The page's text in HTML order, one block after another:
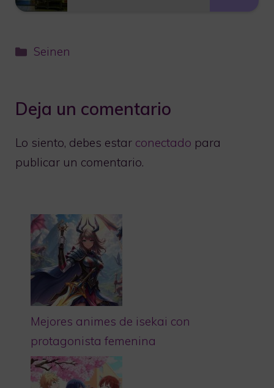
Categorías
Seinen
Deja un comentario
Lo siento, debes estar conectado para
publicar un comentario.
Mejores animes de isekai con
protagonista femenina